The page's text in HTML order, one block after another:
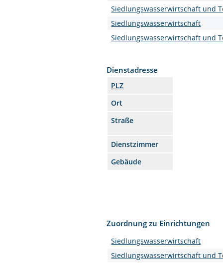
Siedlungswasserwirtschaft und
Siedlungswasserwirtschaft
Siedlungswasserwirtschaft und
Dienstadresse
PLZ
Ort
Straße
Dienstzimmer
Gebäude
Zuordnung zu Einrichtungen
Siedlungswasserwirtschaft
Siedlungswasserwirtschaft und